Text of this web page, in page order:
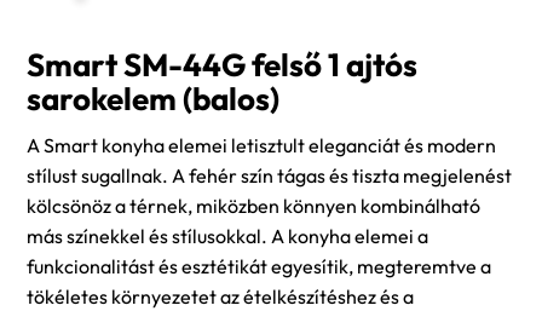
Smart SM-44G felső 1 ajtós
sarokelem (balos)
A Smart konyha elemei letisztult eleganciát és modern
stílust sugallnak. A fehér szín tágas és tiszta megjelenést
kölcsönöz a térnek, miközben könnyen kombinálható
más színekkel és stílusokkal. A konyha elemei a
funkcionalitást és esztétikát egyesítik, megteremtve a
tökéletes környezetet az ételkészítéshez és a